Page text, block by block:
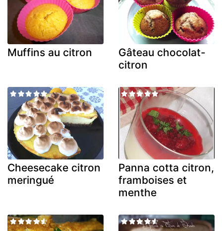
Muffins au citron
Gâteau chocolat-
citron
Cheesecake citron
meringué
Panna cotta citron,
framboises et
menthe